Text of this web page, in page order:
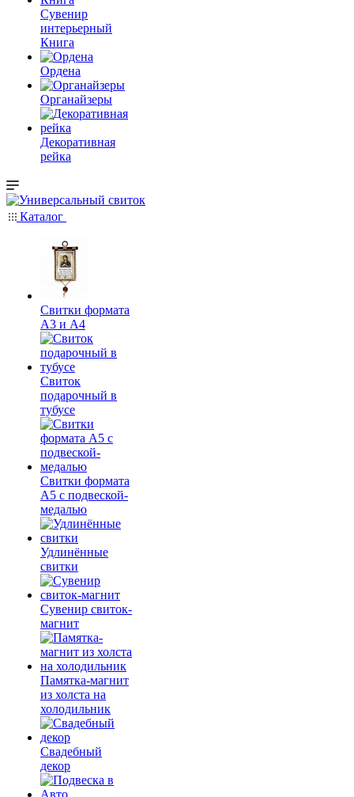
Сувенир
интерьерный
Книга
Ордена
Органайзеры
Декоративная
рейка
Каталог
Свитки формата
А3 и А4
Свиток
подарочный в
тубусе
Свитки формата
А5 с подвеской-
медалью
Удлинённые
свитки
Сувенир свиток-
магнит
Памятка-магнит
из холста на
холодильник
Свадебный
декор